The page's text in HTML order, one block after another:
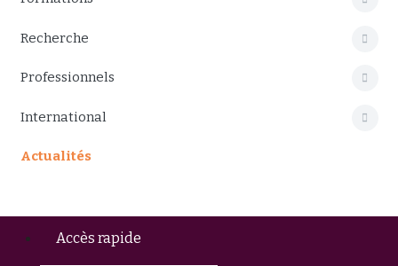
Recherche
Professionnels
International
Actualités
Accès rapide